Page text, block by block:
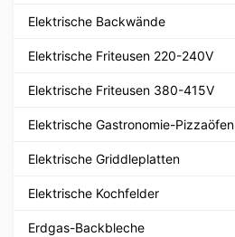
Elektrische Backwände
Elektrische Friteusen 220-240V
Elektrische Friteusen 380-415V
Elektrische Gastronomie-Pizzaöfen
Elektrische Griddleplatten
Elektrische Kochfelder
Erdgas-Backbleche